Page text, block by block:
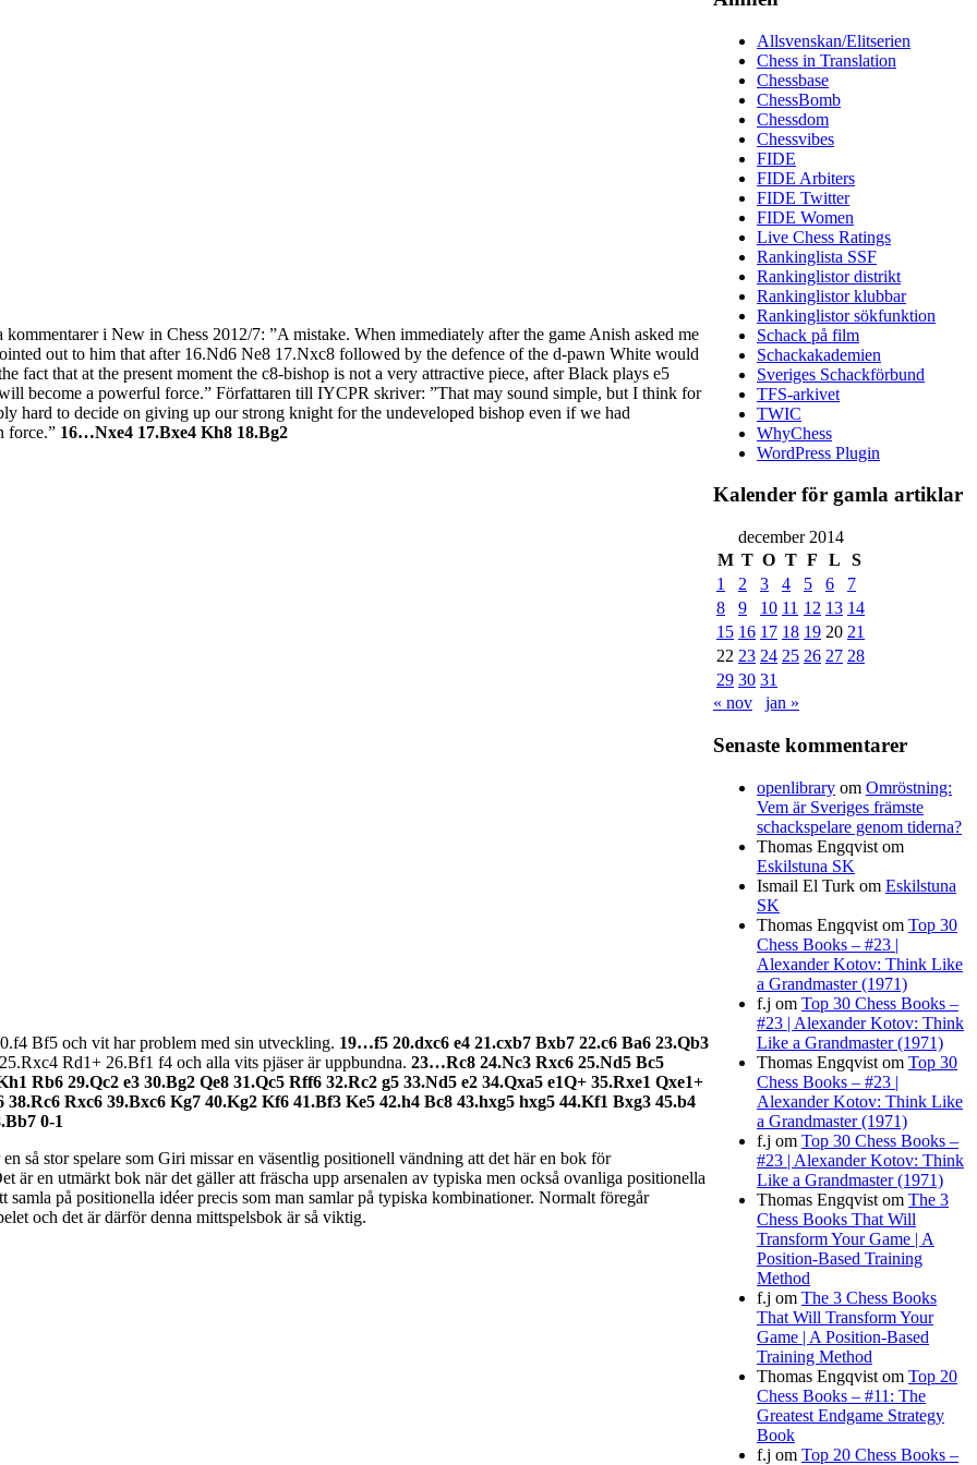
Läs kommentaren
starkaste spelare, Ex-världsmästaren Vladimir
turneringenshemsidameddelat att han avslutat sin professionella karriär.
han uppnått allt som kan uppnås som schackspelare och nu vill ägna sig åt att
nämner att det han varit med om som schackspelare varit ovärderliga
följt Kramniks schackkarriär och upplevt milstolpen i schackhistorien när
med remivapnet Berlinvarianten i Spanskt, får vara tacksamma och nöjda
i New in Chess 2012/7: ”A mistake. When immediately after the game Anish asked me
out to him that after 16.Nd6 Ne8 17.Nxc8 followed by the defence of the d-pawn White would
fact that at the present moment the c8-bishop is not a very attractive piece, after Black plays e5
become a powerful force.” Författaren till IYCPR skriver: ”That may sound simple, but I think for
hard to decide on giving up our strong knight for the undeveloped bishop even if we had
force.” 16…Nxe4 17.Bxe4 Kh8 18.Bg2
Bf5 och vit har problem med sin utveckling. 19…f5 20.dxc6 e4 21.cxb7 Bxb7 22.c6 Ba6 23.Qb3
Rd1+ 26.Bf1 f4 och alla vits pjäser är uppbundna. 23…Rc8 24.Nc3 Rxc6 25.Nd5 Bc5
Rb6 29.Qc2 e3 30.Bg2 Qe8 31.Qc5 Rff6 32.Rc2 g5 33.Nd5 e2 34.Qxa5 e1Q+ 35.Rxe1 Qxe1+
38.Rc6 Rxc6 39.Bxc6 Kg7 40.Kg2 Kf6 41.Bf3 Ke5 42.h4 Bc8 43.hxg5 hxg5 44.Kf1 Bxg3 45.b4
0-1
så stor spelare som Giri missar en väsentlig positionell vändning att det här en bok för
är en utmärkt bok när det gäller att fräscha upp arsenalen av typiska men också ovanliga positionella
samla på positionella idéer precis som man samlar på typiska kombinationer. Normalt föregår
och det är därför denna mittspelsbok är så viktig.
Allsvenskan/Elitserien
Chess in Translation
Chessbase
ChessBomb
Chessdom
Chessvibes
FIDE
FIDE Arbiters
FIDE Twitter
FIDE Women
Live Chess Ratings
Rankinglista SSF
Rankinglistor distrikt
Rankinglistor klubbar
Rankinglistor sökfunktion
Schack på film
Schackakademien
Sveriges Schackförbund
TFS-arkivet
TWIC
WhyChess
WordPress Plugin
Kalender för gamla artiklar
december 2014
M T O T F L
S
1
2 3 4 5 6
7
8
9 10 11 12 13 14
15 16 17 18 19 20 21
22 23 24 25 26 27 28
29 30 31
« nov
jan »
Senaste kommentarer
openlibrary om Omröstning:
Vem är Sveriges främste
schackspelare genom tiderna?
Thomas Engqvist om
Eskilstuna SK
Ismail El Turk om Eskilstuna
SK
Thomas Engqvist om Top 30
Chess Books – #23 |
Alexander Kotov: Think Like
a Grandmaster (1971)
f.j om Top 30 Chess Books –
#23 | Alexander Kotov: Think
Like a Grandmaster (1971)
Thomas Engqvist om Top 30
Chess Books – #23 |
Alexander Kotov: Think Like
a Grandmaster (1971)
f.j om Top 30 Chess Books –
#23 | Alexander Kotov: Think
Like a Grandmaster (1971)
Thomas Engqvist om The 3
Chess Books That Will
Transform Your Game | A
Position-Based Training
Method
f.j om The 3 Chess Books
That Will Transform Your
Game | A Position-Based
Training Method
Thomas Engqvist om Top 20
Chess Books – #11: The
Greatest Endgame Strategy
Book
f.j om Top 20 Chess Books –